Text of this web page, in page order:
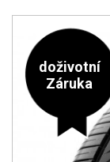
doživotní
Záruka